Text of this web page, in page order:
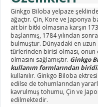
Ginkgo Biloba yelpaze
ağaçtır. Çin, Kore ve Japonya
ait bir bitki olmasına karşın
başlanmış, 1784 yılından
bulmuştur. Dünyadaki en uzun
türlerinden birisi olması, onun
olmasını sağlamıştır. Ginkgo
kullanım formlarından
kullanılır. Ginkgo Biloba
edilse de tohumlarından
kavrulmuş tohumu, Çin ve
edilmektedir.